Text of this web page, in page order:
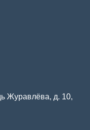
Журавлёва, д. 10,